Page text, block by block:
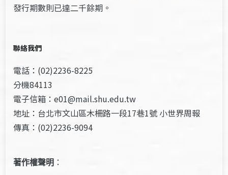
發行期數則已達二千餘期。
聯絡我們
電話：(02)2236-8225
分機84113
電子信箱：e01@mail.shu.edu.tw
地址：台北市文山區木柵路一段17巷1號 小世界周報
傳真：(02)2236-9094
著作權聲明 ：